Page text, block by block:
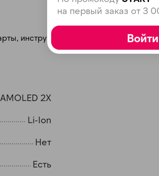
инструкция, упаковка
2X
Li-Ion
Нет
Есть
на первый заказ от 3
Войти